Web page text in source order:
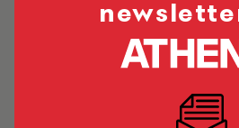
ΟΛΑ ΤΑ ΑΡΘΡΑ ΤΟΥ